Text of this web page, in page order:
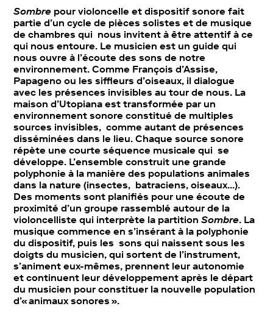
Sombre pour violoncelle et dispositif sonore fait
partie d’un cycle de pièces solistes et de musique
de chambres qui nous invitent à être attentif à ce
qui nous entoure. Le musicien est un guide qui
nous ouvre à l’écoute des sons de notre
environnement. Comme François d’Assise,
Papageno ou les siffleurs d’oiseaux, il dialogue
avec les présences invisibles au tour de nous. La
maison d’Utopiana est transformée par un
environnement sonore constitué de multiples
sources invisibles, comme autant de présences
disséminées dans le lieu. Chaque source sonore
répète une courte séquence musicale qui se
développe. L’ensemble construit une grande
polyphonie à la manière des populations animales
dans la nature (insectes, batraciens, oiseaux…).
Des moments sont planifiés pour une écoute de
proximité d’un groupe rassemblé autour de la
violoncelliste qui interprète la partitionSombre. La
musique commence en s’insérant à la polyphonie
du dispositif, puis les sons qui naissent sous les
doigts du musicien, qui sortent de l’instrument,
s’animent eux-mêmes, prennent leur autonomie
et continuent leur développement après le départ
du musicien pour constituer la nouvelle population
d’« animaux sonores ».